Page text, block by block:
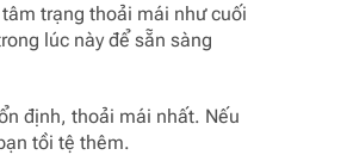
trạng thoải mái như cuối
lúc này để sẵn sàng
định, thoải mái nhất. Nếu
tồi tệ thêm.